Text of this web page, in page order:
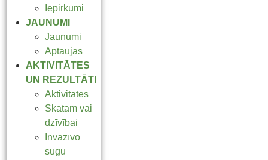
Iepirkumi
JAUNUMI
Jaunumi
Aptaujas
AKTIVITĀTES
UN REZULTĀTI
Aktivitātes
Skatam vai
dzīvībai
Invazīvo
sugu